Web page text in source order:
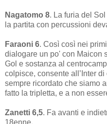
Nagatomo 8. La furia del
la partita con percussioni
Faraoni 6. Così così nei
dialogare un po' con Maicon
Gol e sostanza al
colpisce, consente all’Inter
sempre ricordato che siamo
fatto la tripletta, e a non
Zanetti 6,5. Fa avanti e
18enne.